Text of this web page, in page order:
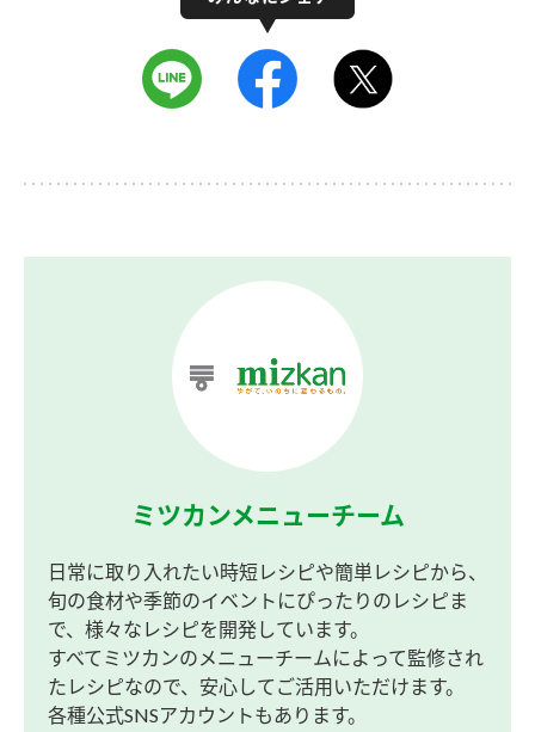
ミツカンメニューチーム
日常に取り入れたい時短レシピや簡単レシピから、
旬の食材や季節のイベントにぴったりのレシピま
で、様々なレシピを開発しています。
すべてミツカンのメニューチームによって監修され
たレシピなので、安心してご活用いただけます。
各種公式SNSアカウントもあります。